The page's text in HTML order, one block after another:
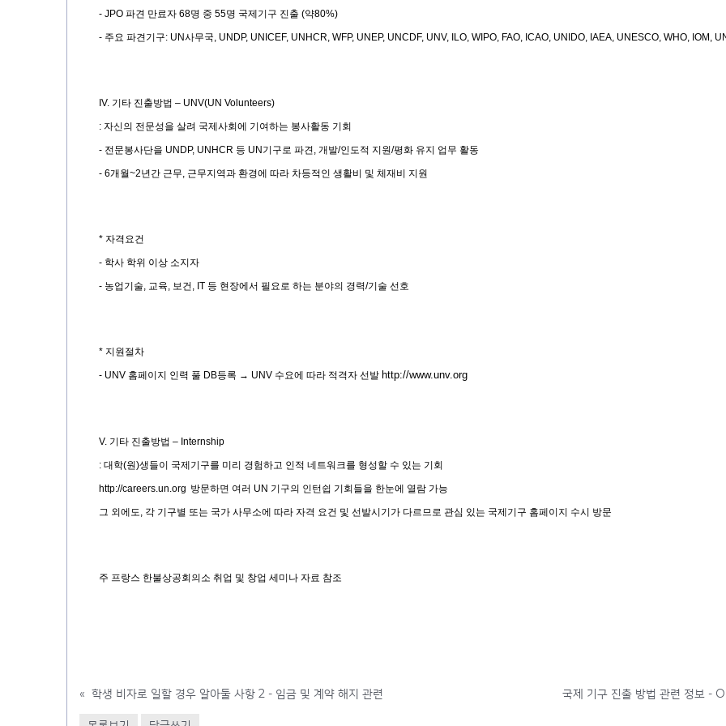
- JPO 파견 만료자 68명 중 55명 국제기구 진출 (약80%)
- 주요 파견기구: UN사무국, UNDP, UNICEF, UNHCR, WFP, UNEP, UNCDF, UNV, ILO, WIPO, FAO, ICAO, UNIDO, IAEA, UNESCO, WHO, IOM,
IV. 기타 진출방법 – UNV(UN Volunteers)
: 자신의 전문성을 살려 국제사회에 기여하는 봉사활동 기회
- 전문봉사단을 UNDP, UNHCR 등 UN 기구로 파견 , 개발/인도적 지원/평화 유지 업무 활동
- 6개월~2년간 근무, 근무지역과 환경에 따라 차등적인 생활비 및 체재비 지원
* 자격요건
- 학사 학위 이상 소지자
- 농업기술, 교육, 보건, IT 등 현장에서 필요로 하는 분야의 경력/기술 선호
* 지원절차
- UNV 홈페이지 인력 풀 DB등록 → UNV 수요에 따라 적격자 선발 http://www.unv.org
V. 기타 진출방법 – Internship
: 대학(원)생들이 국제기구를 미리 경험하고 인적 네트워크를 형성할 수 있는 기회
http://careers.un.org 방문하면 여러 UN 기구의 인턴쉽 기회들을 한눈에 열람 가능
그 외에도, 각 기구별 또는 국가 사무소에 따라 자격 요건 및 선발시기가 다르므로 관심 있는 국제기구 홈페이지 수시 방문
주 프랑스 한불상공회의소 취업 및 창업 세미나 자료 참조
« 학생 비자로 일할 경우 알아둘 사항 2 - 임금 및 계약 해지 관련 국제 기구 진출 방법 관련 정보 -